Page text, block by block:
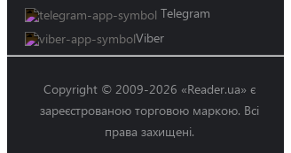
Telegram
Viber
Copyright © 2009-2026 «Reader.ua» є
зареєстрованою торговою маркою. Всі
права захищені.